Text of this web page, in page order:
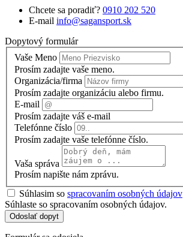
Chcete sa poradiť? 0910 202 520
E-mail info@sagansport.sk
Dopytový formulár
Vaše Meno
Prosím zadajte vaše meno.
Organizácia/firma
Prosím zadajte organizáciu alebo firmu.
E-mail
Prosím zadajte váš e-mail
Telefónne číslo
Prosím zadajte vaše telefónne číslo.
Vaša správa
Prosím napište nám zprávu.
Súhlasim so spracovaním osobných údajov
Súhlaste so spracovaním osobných údajov.
Odoslať dopyt